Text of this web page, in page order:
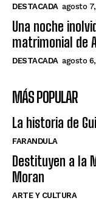
DESTACADA agosto
Una noche
matrimonial de
DESTACADA agosto
MÁS POPULAR
La historia de
FARANDULA
Destituyen a la
Moran
ARTE Y CULTURA